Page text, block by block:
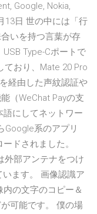
Google, Nokia,
13日 世の中には「行
いを持つ言葉が存
Type-Cポートで
ており、Mate 20 Pro
経由した声紋認証や
（WeChat Payの支
にしてネットワー
Google系のアプリ
ドされました。
外部アンテナをつけ
います。 画像認識ア
の文字のコピー＆
可能です。 僕の場